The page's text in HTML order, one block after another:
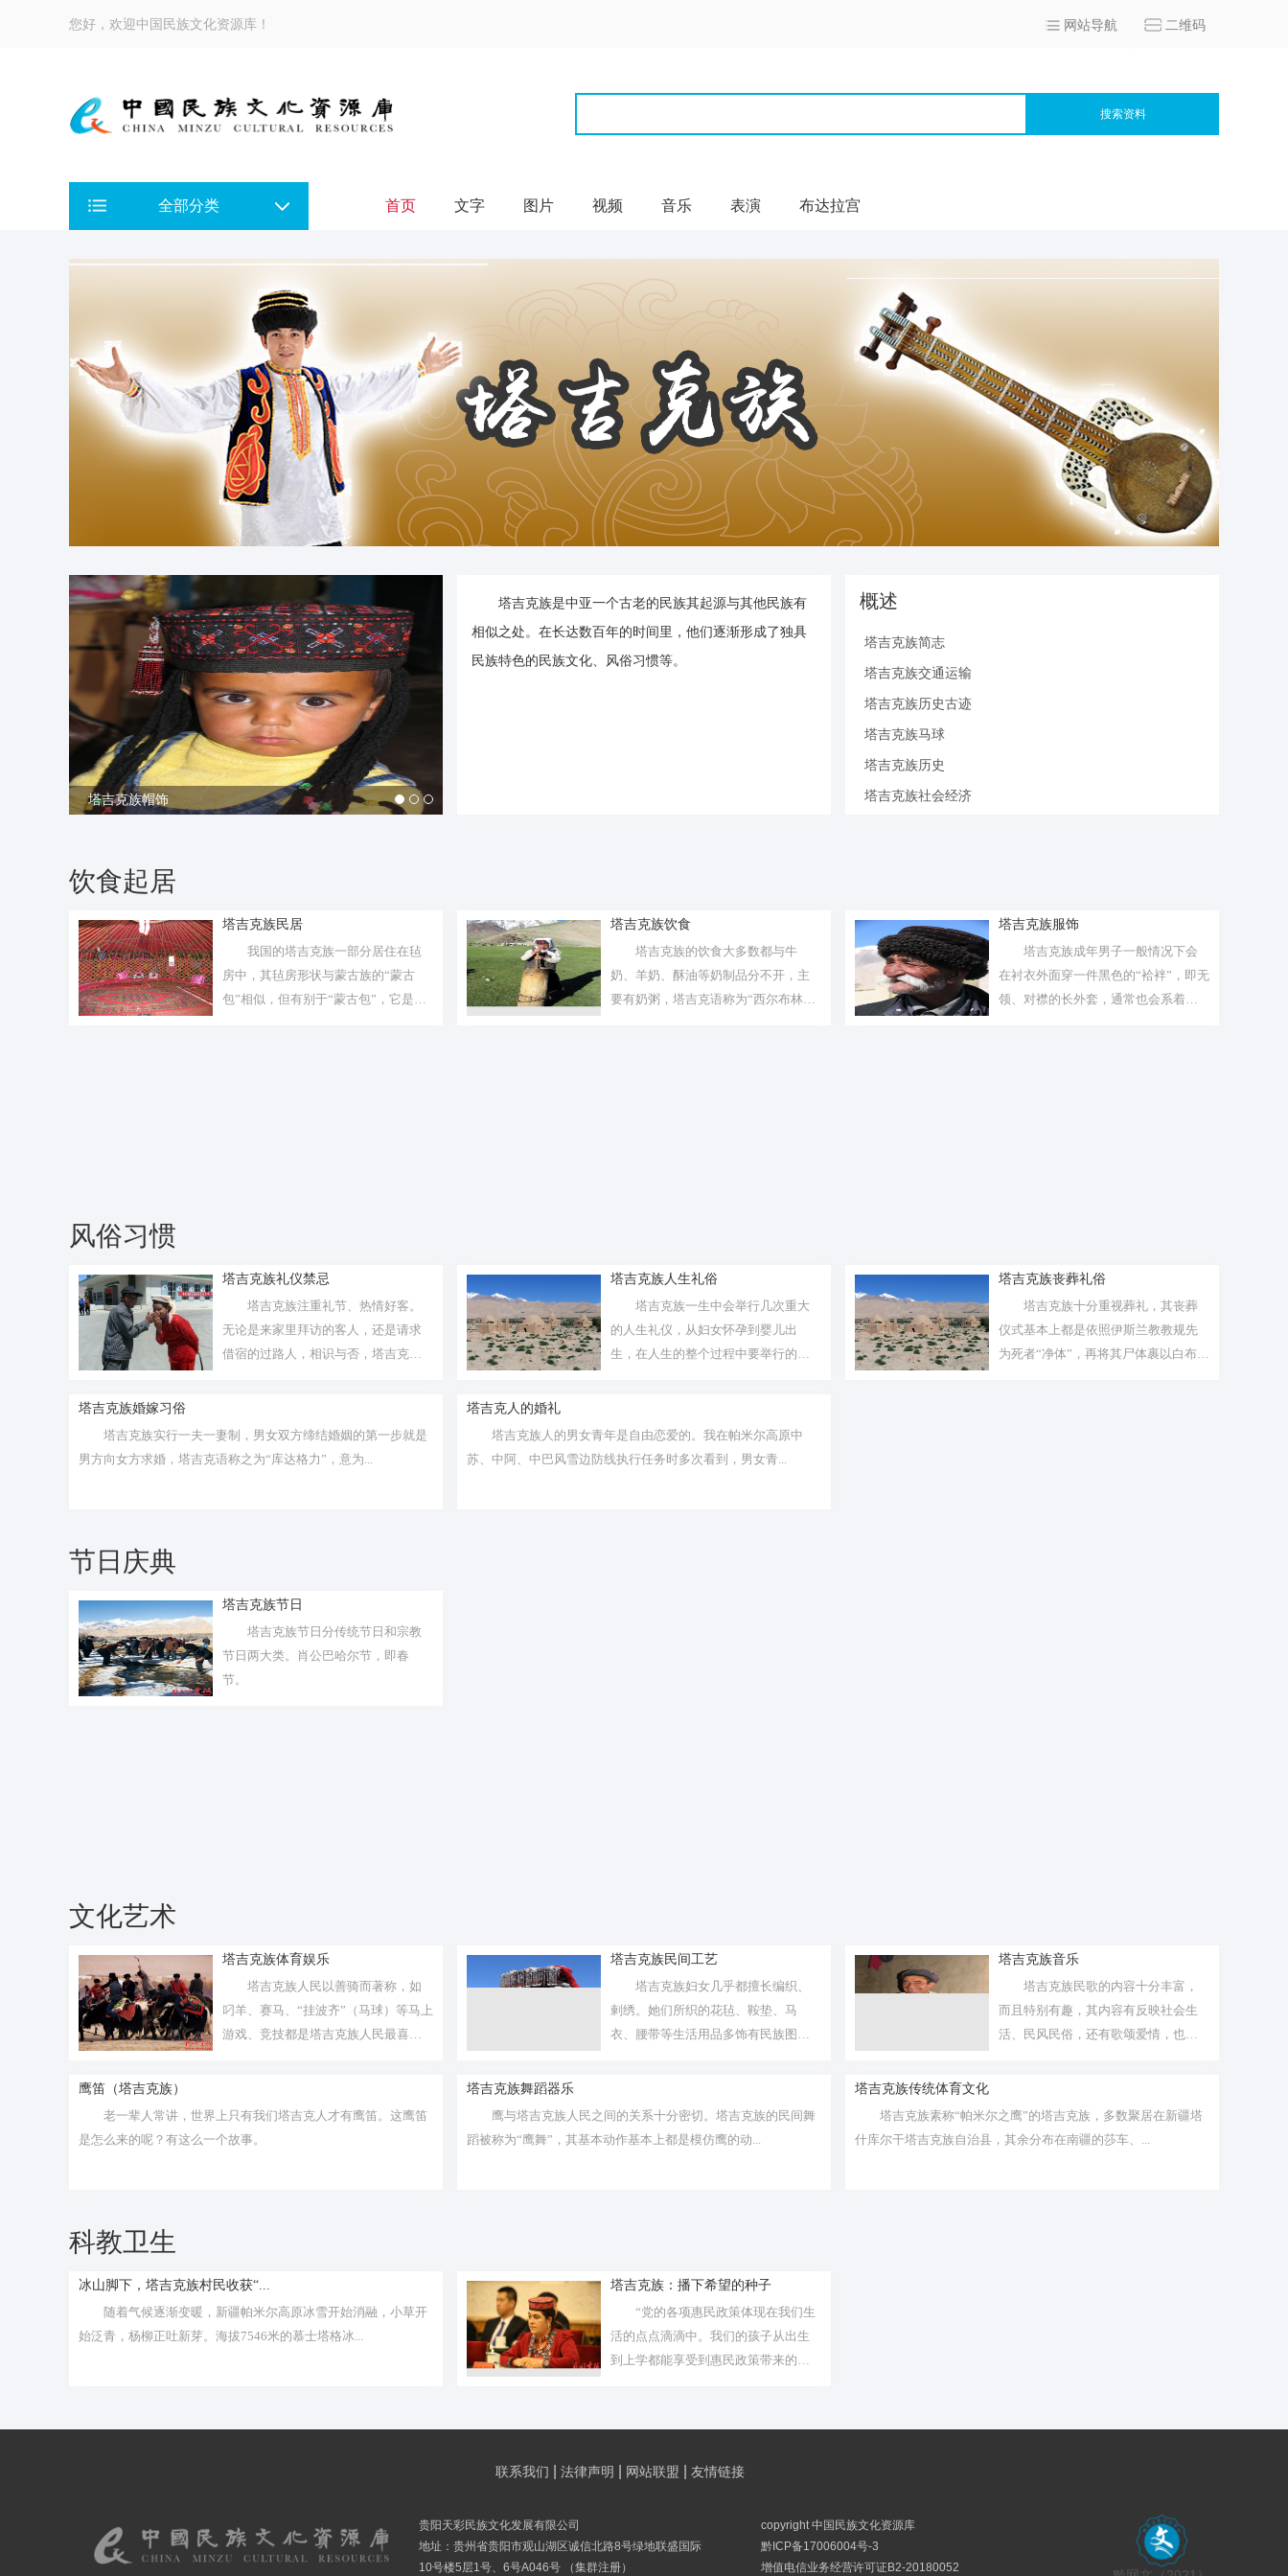
您好，欢迎中国民族文化资源库！ 网站导航 二维码
搜索资料
全部分类 首页 文字 图片 视频 音乐 表演 布达拉宫
塔吉克族服饰
塔吉克族是中亚一个古老的民族其起源与其他民族有
相似之处。在长达数百年的时间里，他们逐渐形成了独具
民族特色的民族文化、风俗习惯等。
概述
塔吉克族简志
塔吉克族交通运输
塔吉克族历史古迹
塔吉克族马球
塔吉克族历史
塔吉克族社会经济
饮食起居
塔吉克族民居
我国的塔吉克族一部分居住在毡
房中，其毡房形状与蒙古族的“蒙古
包”相似，但有别于“蒙古包”，它是一
塔吉克族饮食
塔吉克族的饮食大多数都与牛
奶、羊奶、酥油等奶制品分不开，主
要有奶粥，塔吉克语称为“西尔布林
塔吉克族服饰
塔吉克族成年男子一般情况下会
在衬衣外面穿一件黑色的“袷袢”，即无
领、对襟的长外套，通常也会系着绣
风俗习惯
塔吉克族礼仪禁忌
塔吉克族注重礼节、热情好客。
无论是来家里拜访的客人，还是请求
借宿的过路人，相识与否，塔吉克族
塔吉克族人生礼俗
塔吉克族一生中会举行几次重大
的人生礼仪，从妇女怀孕到婴儿出
生，在人生的整个过程中要举行的礼
塔吉克族丧葬礼俗
塔吉克族十分重视葬礼，其丧葬
仪式基本上都是依照伊斯兰教教规先
为死者“净体”，再将其尸体裹以白布，
塔吉克族婚嫁习俗
塔吉克族实行一夫一妻制，男女双方缔结婚姻的第一步就是
男方向女方求婚，塔吉克语称之为“库达格力”，意为...
塔吉克人的婚礼
塔吉克族人的男女青年是自由恋爱的。我在帕米尔高原中
苏、中阿、中巴风雪边防线执行任务时多次看到，男女青...
节日庆典
塔吉克族节日
塔吉克族节日分传统节日和宗教
节日两大类。肖公巴哈尔节，即春
节。
文化艺术
塔吉克族体育娱乐
塔吉克族人民以善骑而著称，如
叼羊、赛马、“挂波齐”（马球）等马上
游戏、竞技都是塔吉克族人民最喜爱
塔吉克族民间工艺
塔吉克族妇女几乎都擅长编织、
剌绣。她们所织的花毡、鞍垫、马
衣、腰带等生活用品多饰有民族图
塔吉克族音乐
塔吉克族民歌的内容十分丰富，
而且特别有趣，其内容有反映社会生
活、民风民俗，还有歌颂爱情，也有
鹰笛（塔吉克族）
老一辈人常讲，世界上只有我们塔吉克人才有鹰笛。这鹰笛
是怎么来的呢？有这么一个故事。
塔吉克族舞蹈器乐
鹰与塔吉克族人民之间的关系十分密切。塔吉克族的民间舞
蹈被称为“鹰舞”，其基本动作基本上都是模仿鹰的动...
塔吉克族传统体育文化
塔吉克族素称“帕米尔之鹰”的塔吉克族，多数聚居在新疆塔
什库尔干塔吉克族自治县，其余分布在南疆的莎车、...
科教卫生
冰山脚下，塔吉克族村民收获“...
随着气候逐渐变暖，新疆帕米尔高原冰雪开始消融，小草开
始泛青，杨柳正吐新芽。海拔7546米的慕士塔格冰...
塔吉克族：播下希望的种子
“党的各项惠民政策体现在我们生
活的点点滴滴中。我们的孩子从出生
到上学都能享受到惠民政策带来的实
联系我们 法律声明 网站联盟 友情链接
贵阳天彩民族文化发展有限公司
地址：贵州省贵阳市观山湖区诚信北路8号绿地联盛国际
10号楼5层1号、6号A046号 （集群注册）
copyright 中国民族文化资源库
黔ICP备17006004号-3
增值电信业务经营许可证B2-20180052